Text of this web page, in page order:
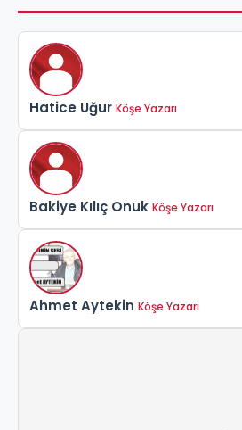
Hatice Uğur Köşe Yazarı
Bakiye Kılıç Onuk Köşe Yazarı
Ahmet Aytekin Köşe Yazarı